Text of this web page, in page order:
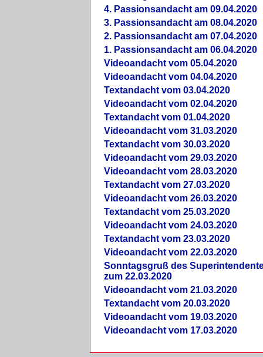
4. Passionsandacht am 09.04.2020
3. Passionsandacht am 08.04.2020
2. Passionsandacht am 07.04.2020
1. Passionsandacht am 06.04.2020
Videoandacht vom 05.04.2020
Videoandacht vom 04.04.2020
Textandacht vom 03.04.2020
Videoandacht vom 02.04.2020
Textandacht vom 01.04.2020
Videoandacht vom 31.03.2020
Textandacht vom 30.03.2020
Videoandacht vom 29.03.2020
Videoandacht vom 28.03.2020
Textandacht vom 27.03.2020
Videoandacht vom 26.03.2020
Textandacht vom 25.03.2020
Videoandacht vom 24.03.2020
Textandacht vom 23.03.2020
Videoandacht vom 22.03.2020
Sonntagsgruß des
zum 22.03.2020
Videoandacht vom 21.03.2020
Textandacht vom 20.03.2020
Videoandacht vom 19.03.2020
Videoandacht vom 17.03.2020